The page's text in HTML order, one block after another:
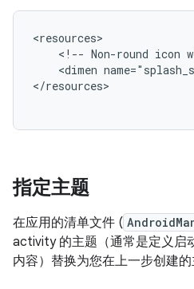
<!-- Non-round icon
<dimen
</resources>
指定主题
在应用的清单文件 (
activity 的主题（通常是定义启
内容）替换为您在上一步创建的